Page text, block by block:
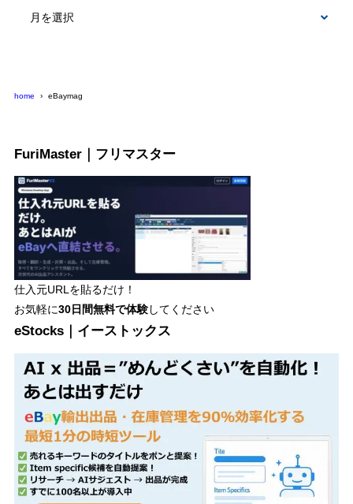
home eBaymag
FuriMaster｜フリマスター
仕入元URLを貼るだけ！
お気軽に30日間無料で体験してください
eStocks｜イーストックス